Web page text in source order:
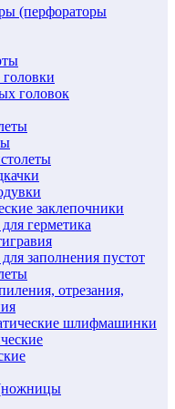
(перфораторы
головок
заклепочники
герметика
заполнения пустот
отрезания,
шлифмашинки